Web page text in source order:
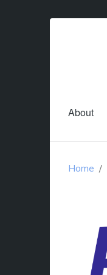
About
Home